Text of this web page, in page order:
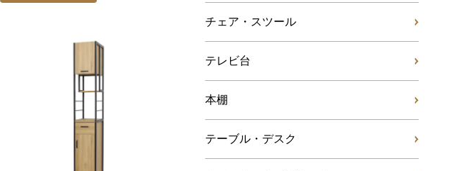
チェア・スツール
テレビ台
本棚
テーブル・デスク